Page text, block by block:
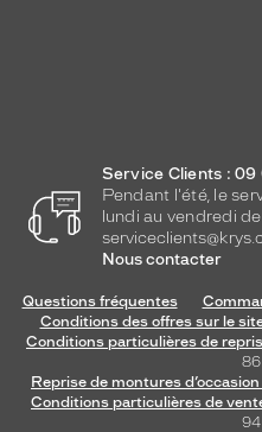
Service Clients :
Pendant l'été, le
lundi au vendredi de
Nous contacter
Questions fréquentes
Conditions des offres sur le
Conditions particulières de
86
Reprise de montures
Conditions particulières de
94